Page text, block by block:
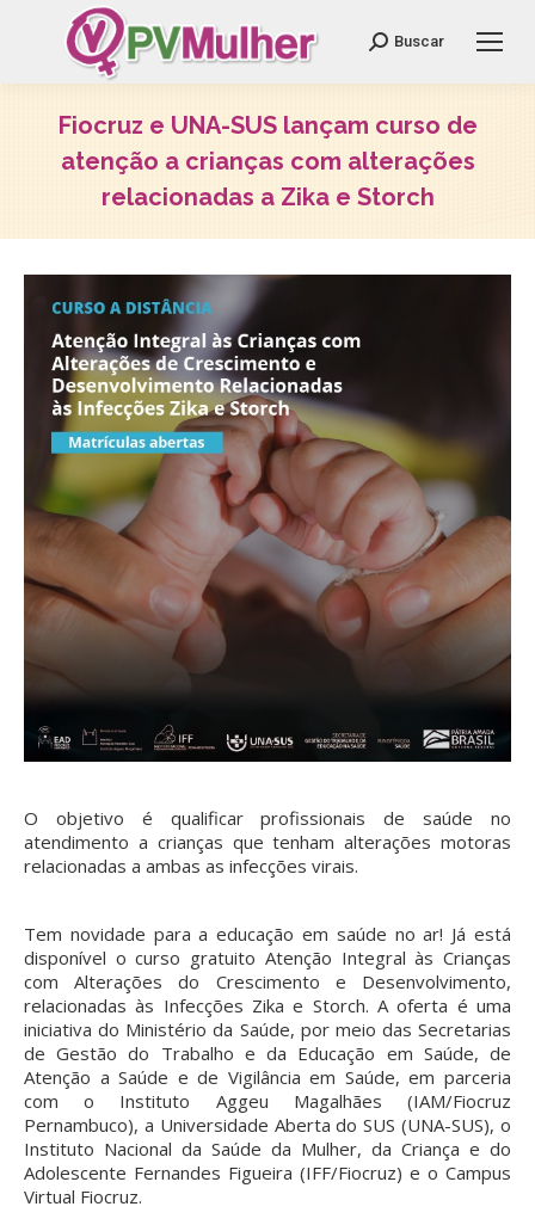
Search:
Buscar
Fiocruz e UNA-SUS lançam curso de
atenção a crianças com alterações
relacionadas a Zika e Storch
O objetivo é qualificar profissionais de saúde no
atendimento a crianças que tenham alterações motoras
relacionadas a ambas as infecções virais.
Tem novidade para a educação em saúde no ar! Já está
disponível o curso gratuito Atenção Integral às Crianças
com Alterações do Crescimento e Desenvolvimento,
relacionadas às Infecções Zika e Storch. A oferta é uma
iniciativa do Ministério da Saúde, por meio das Secretarias
de Gestão do Trabalho e da Educação em Saúde, de
Atenção a Saúde e de Vigilância em Saúde, em parceria
com o Instituto Aggeu Magalhães (IAM/Fiocruz
Pernambuco), a Universidade Aberta do SUS (UNA-SUS), o
Instituto Nacional da Saúde da Mulher, da Criança e do
Adolescente Fernandes Figueira (IFF/Fiocruz) e o Campus
Virtual Fiocruz.